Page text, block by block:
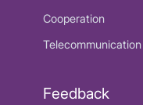
Cooperation
Feedback